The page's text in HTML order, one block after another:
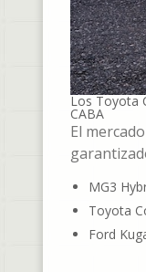
Los Toyota
CABA
El
MG3
Toyota
Ford